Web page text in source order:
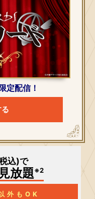
定配信！
込)で
放題※2
外もOK